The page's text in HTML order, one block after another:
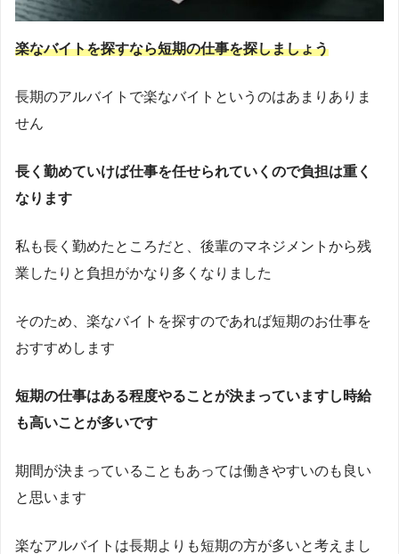
楽なバイトを探すなら短期の仕事を探しましょう
長期のアルバイトで楽なバイトというのはあまりありま
せん
長く勤めていけば仕事を任せられていくので負担は重く
なります
私も長く勤めたところだと、後輩のマネジメントから残
業したりと負担がかなり多くなりました
そのため、楽なバイトを探すのであれば短期のお仕事を
おすすめします
短期の仕事はある程度やることが決まっていますし時給
も高いことが多いです
期間が決まっていることもあっては働きやすいのも良い
と思います
楽なアルバイトは長期よりも短期の方が多いと考えまし